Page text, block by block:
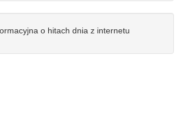
o hitach dnia z internetu